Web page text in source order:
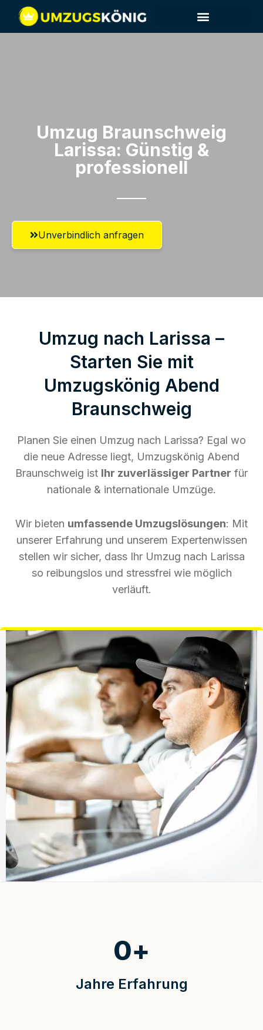
Umzug Braunschweig​
Larissa: Günstig &
professionell​
Unverbindlich anfragen
Umzug nach Larissa –
Starten Sie mit
Umzugskönig Abend
Braunschweig
Planen Sie einen Umzug nach Larissa? Egal wo
die neue Adresse liegt, Umzugskönig Abend
Braunschweig ist Ihr zuverlässiger Partner für
nationale & internationale Umzüge.
Wir bieten umfassende Umzugslösungen: Mit
unserer Erfahrung und unserem Expertenwissen
stellen wir sicher, dass Ihr Umzug nach Larissa
so reibungslos und stressfrei wie möglich
verläuft.
Jahre Erfahrung
0+